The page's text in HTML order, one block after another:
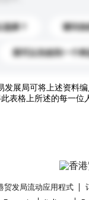
择？ 请问你
我可以先收到一个样
发展局可将上述资料
表格上所述的每一位
贸发局流动应用程式